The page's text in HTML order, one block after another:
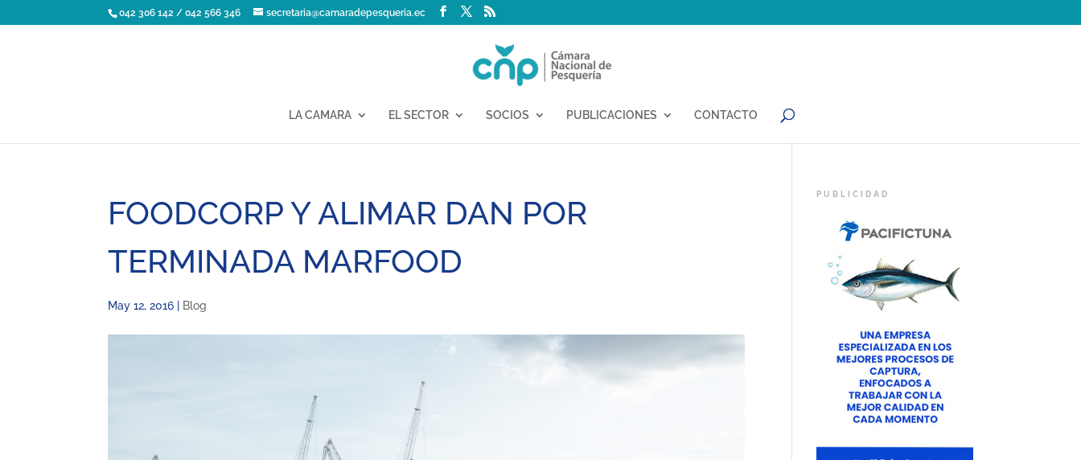
042 306 142 / 042 566 346 secretaria@camaradepesqueria.ec
LA CAMARA EL SECTOR SOCIOS PUBLICACIONES CONTACTO
FOODCORP Y ALIMAR DAN POR
TERMINADA MARFOOD
May 12, 2016 Blog